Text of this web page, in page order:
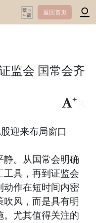
返回首页
监会 国常会齐
+
迎来布局窗口
静。从国常会明确
工具，再到证监会
动作在短时间内密
风，而是具有明
。尤其值得关注的